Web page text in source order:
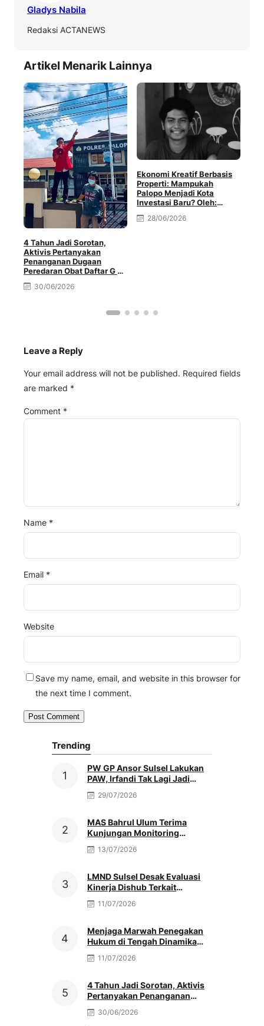
Gladys Nabila
Redaksi ACTANEWS
Artikel Menarik Lainnya
4 Tahun Jadi Sorotan,
Aktivis Pertanyakan
Penanganan Dugaan
Peredaran Obat Daftar G di
30/06/2026
Ekonomi Kreatif Berbasis
Properti: Mampukah
Palopo Menjadi Kota
Investasi Baru? Oleh:
28/06/2026
Leave a Reply
Your email address will not be published. Required fields
are marked *
Comment *
Name *
Email *
Website
Save my name, email, and website in this browser for
the next time I comment.
Trending
PW GP Ansor Sulsel Lakukan
PAW, Irfandi Tak Lagi Jadi
29/07/2026
MAS Bahrul Ulum Terima
Kunjungan Monitoring
Madrasah Nasional
13/07/2026
LMND Sulsel Desak Evaluasi
Kinerja Dishub Terkait
Antrean Solar
11/07/2026
Menjaga Marwah Penegakan
Hukum di Tengah Dinamika
Oleh: Muh. Afriansyah
11/07/2026
4 Tahun Jadi Sorotan, Aktivis
Pertanyakan Penanganan
G di Palopo
30/06/2026